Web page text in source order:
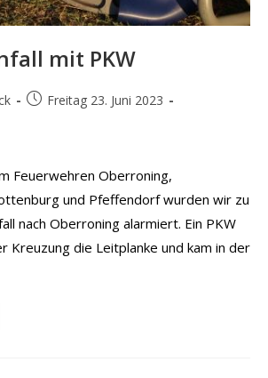
mit PKW
BeitragFreitag 23. Juni 2023
Feuerwehren Oberroning,
und Pfeffendorf wurden wir zu
nach Oberroning alarmiert. Ein PKW
Kreuzung die Leitplanke und kam in der